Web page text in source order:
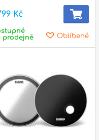
Kč
Oblíbené
prodejně